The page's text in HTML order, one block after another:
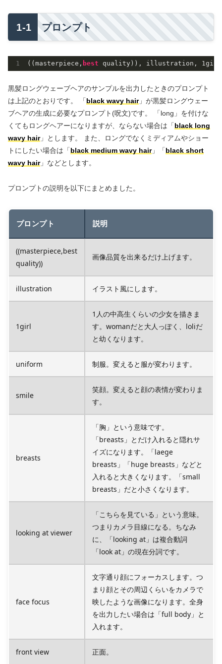
プロンプト
((masterpiece, best quality)), illustration, 1
黒髪ロングウェーブヘアのサンプルを出力したときのプロンプト
は上記のとおりです。 「black wavy hair」が黒髪ロングウェー
ブヘアの生成に必要なプロンプト(呪文)です。 「long」を付けな
くてもロングヘアーになりますが、ならない場合は「black long
wavy hair」とします。 また、ロングでなくミディアムやショー
トにしたい場合は「black medium wavy hair」「black short
wavy hair」などとします。
プロンプトの説明を以下にまとめました。
プロンプト 説明
((masterpiece,best
quality))
画像品質を出来るだけ上げます。
illustration イラスト風にします。
1girl
1人の中高生くらいの少女を描きま
す。womanだと大人っぽく、loliだ
と幼くなります。
uniform 制服。変えると服が変わります。
smile
笑顔。変えると顔の表情が変わりま
す。
breasts
「胸」という意味です。
「breasts」とだけ入れると隠れサ
イズになります。「laege
breasts」「huge breasts」などと
入れると大きくなります。「small
breasts」だと小さくなります。
looking at viewer
「こちらを見ている」という意味。
つまりカメラ目線になる。ちなみ
に、「looking at」は複合動詞
「look at」の現在分詞です。
face focus
文字通り顔にフォーカスします。つ
まり顔とその周辺くらいをカメラで
映したような画像になります。全身
を出力したい場合は「full body」と
入れます。
front view 正面。